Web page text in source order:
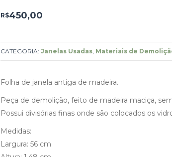
R$450,00
CATEGORIA: Janelas Usadas, Materiais de
Folha de janela antiga de madeira.
Peça de demolição, feito de madeira maciça,
Possui divisórias finas onde são colocados os
Medidas:
Largura: 56 cm